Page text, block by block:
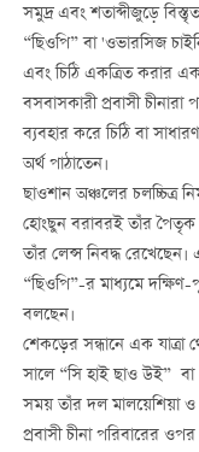
সমুদ্র এবং শতাব্দীজুড়ে
“ছিওপি” বা 'ওভারসিজ
এবং চিঠি একত্রিত করার
বসবাসকারী প্রবাসী চীনারা
ব্যবহার করে চিঠি বা
অর্থ পাঠাতেন।
ছাওশান অঞ্চলের চলচ্চিত্র
হোংছুন বরাবরই তাঁর পৈতৃক
তাঁর লেন্স নিবদ্ধ
“ছিওপি”-র মাধ্যমে
বলছেন।
শেকড়ের সন্ধানে এক যাত্রা
সালে “সি হাই ছাও উই” বা
সময় তাঁর দল মালয়েশিয়া ও
প্রবাসী চীনা পরিবারের